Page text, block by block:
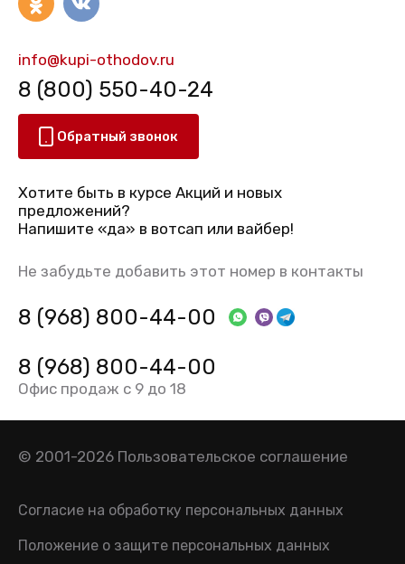
info@kupi-othodov.ru
8 (800) 550-40-24
Обратный звонок
Хотите быть в курсе Акций и новых
предложений?
Напишите «да» в вотсап или вайбер!
Не забудьте добавить этот номер в контакты
8 (968) 800-44-00
8 (968) 800-44-00
Офис продаж с 9 до 18
© 2001-2026 Пользовательское соглашение
Согласие на обработку персональных данных
Положение о защите персональных данных